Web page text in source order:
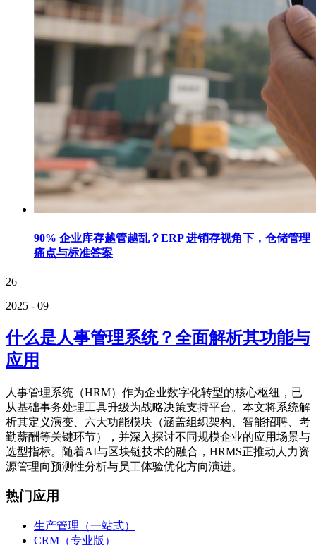
90% 企业库存越管越乱？ERP 进销存视角下，仓储管理
痛点与标准答案
26
2025 - 09
什么是人事管理系统？全面解析其功能与
应用
人事管理系统（HRM）作为企业数字化转型的核心枢纽，已
从基础事务处理工具升级为战略决策支持平台。本文将系统解
析其定义演变、六大功能模块（涵盖组织架构、智能招聘、考
勤薪酬等关键环节），并深入探讨不同规模企业的应用场景与
选型指标。随着AI与区块链技术的融合，HRMS正推动人力资
源管理向预测性分析与员工体验优化方向演进。
热门应用
生产管理（一站式）
CRM（专业版）